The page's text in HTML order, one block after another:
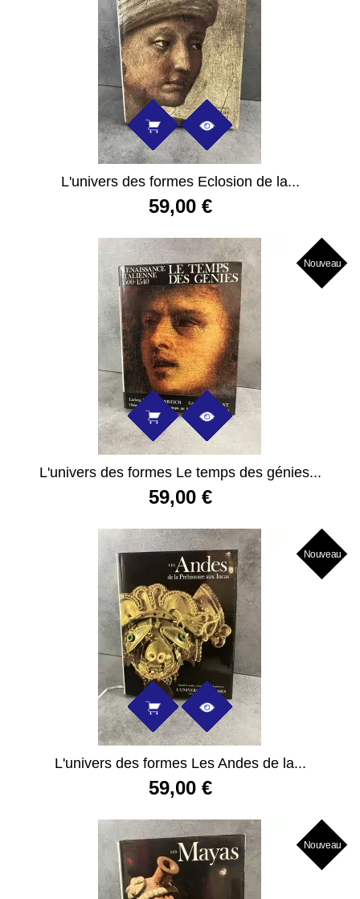
L'univers des formes Eclosion de la...
59,00 €
Nouveau
L'univers des formes Le temps des génies...
59,00 €
Nouveau
L'univers des formes Les Andes de la...
59,00 €
Nouveau